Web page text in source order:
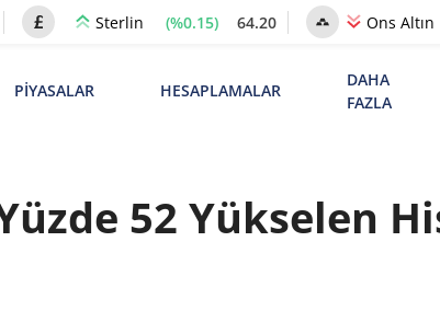
Sterlin (%0.15) 64.20 Ons Altın
PİYASALAR HESAPLAMALAR
DAHA
FAZLA
52 Yükselen